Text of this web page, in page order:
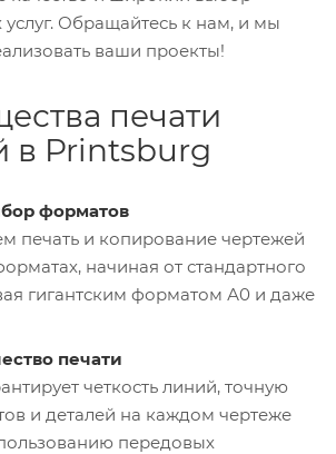
Обращайтесь к нам, и мы
ваши проекты!
печати
в Printsburg
форматов
печать и копирование чертежей
начиная от стандартного
гигантским форматом А0 и даже
печати
четкость линий, точную
и деталей на каждом чертеже
передовых